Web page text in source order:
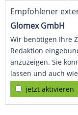
Empfohlener
Glomex GmbH
Wir benötigen Ihre
Redaktion
anzuzeigen. Sie
lassen und auch
jetzt aktivieren